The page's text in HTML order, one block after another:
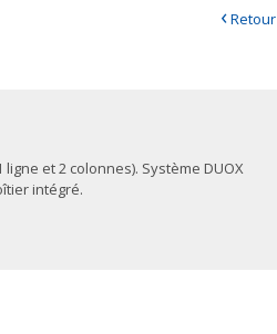
‹Retour
et 2 colonnes). Système DUOX
intégré.